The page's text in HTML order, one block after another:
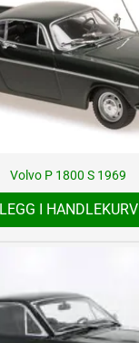
Volvo P 1800 S 1969
LEGG I HANDLEKURV